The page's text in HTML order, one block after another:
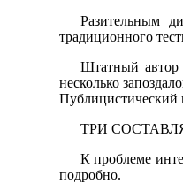
Разительным
традиционного
Штатный автор
несколько
Публицистический
ТРИ
К проблеме
подробно.